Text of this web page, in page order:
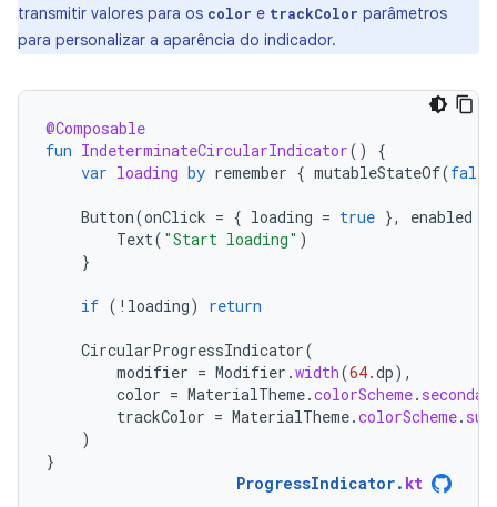
transmitir valores para os color e trackColor parâmetros
para personalizar a aparência do indicador.
@Composable
fun IndeterminateCircularIndicator()
{
var loading by remember { mutableStateOf(false
Button(onClick = { loading = true }, enabled
Text( "Start loading" )
}
if ( ! loading) return
CircularProgressIndicator(
modifier = Modifier .width(64.dp),
color = MaterialTheme.colorScheme.
trackColor = MaterialTheme.colorScheme.
)
}
ProgressIndicator. kt